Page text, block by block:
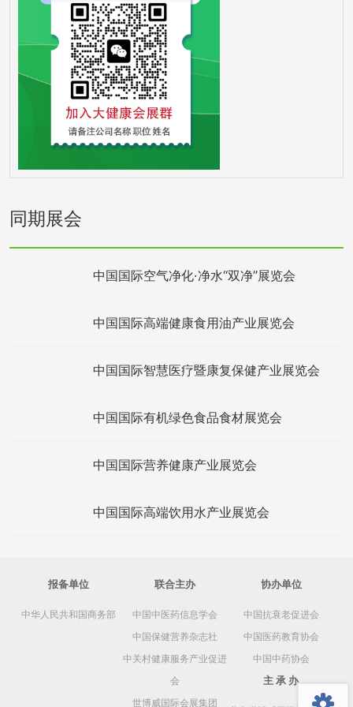
同期展会
中国国际空气净化·净水“双净”展览会
中国国际高端健康食用油产业展览会
中国国际智慧医疗暨康复保健产业展览会
中国国际有机绿色食品食材展览会
中国国际营养健康产业展览会
中国国际高端饮用水产业展览会
报备单位
中华人民共和国商务部
联合主办
中国中医药信息学会
中国保健营养杂志社
中关村健康服务产业促进
会
世博威国际会展集团
协办单位
中国抗衰老促进会
中国医药教育协会
中国中药协会
主 承 办